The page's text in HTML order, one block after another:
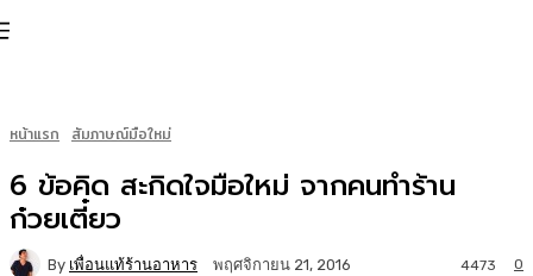
หน้าแรก สัมภาษณ์มือใหม่
6 ข้อคิด สะกิดใจมือใหม่ จากคนทำร้าน
ก๋วยเตี๋ยว
By เพื่อนแท้ร้านอาหาร พฤศจิกายน 21, 2016 0
4473